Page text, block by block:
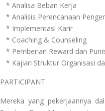
* Analisa Beban Kerja
* Analisis Perencanaan
* Implementasi Karir
* Coaching & Counseling
* Pemberian Reward dan
* Kajian Struktur Organisasi
PARTICIPANT
Mereka yang pekerjaannya